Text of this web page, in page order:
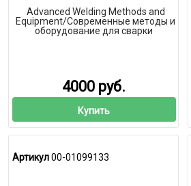
Advanced Welding Methods and
Equipment/Современные методы и
оборудование для сварки
4000 руб.
Купить
Артикул00-01099133